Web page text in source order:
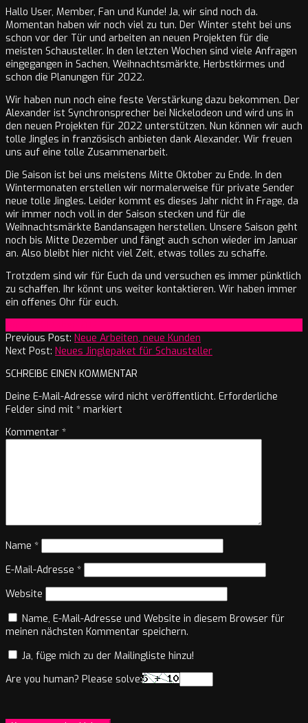
Hallo User, Member, Fan und Kunde! Ja, wir sind noch da.
Momentan haben wir noch viel zu tun. Der Winter steht bei uns
schon vor der Tür und arbeiten an neuen Projekten für die
meisten Schausteller. In den letzten Wochen sind viele Anfragen
eingegangen in Sachen, Weihnachtsmärkte, Herbstkirmes und
schon die Planungen für 2022.
Wir haben nun noch eine feste Verstärkung dazu bekommen. Der
Alexander ist Synchronsprecher bei Nickelodeon und wird uns in
den neuen Projekten für 2022 unterstützen. Nun können wir auch
tolle Jingles in französisch anbieten dank Alexander. Wir freuen
uns auf eine tolle Zusammenarbeit.
Die Saison ist bei uns meistens Mitte Oktober zu Ende. In den
Wintermonaten erstellen wir normalerweise für private Sender
neue tolle Jingles. Leider kommt es dieses Jahr nicht in Frage, da
wir immer noch voll in der Saison stecken und für die
Weihnachtsmärkte Bandansagen herstellen. Unsere Saison geht
noch bis Mitte Dezember und fängt auch schon wieder im Januar
an. Also bleibt hier nicht viel Zeit, etwas tolles zu schaffe.
Trotzdem sind wir für Euch da und versuchen es immer pünktlich
zu schaffen. Ihr könnt uns weiter kontaktieren. Wir haben immer
ein offenes Ohr für euch.
10-
26
Previous Post: Neue Arbeiten, neue Kunden
Next Post: Neues Jinglepaket für Schausteller
SCHREIBE EINEN KOMMENTAR
Deine E-Mail-Adresse wird nicht veröffentlicht. Erforderliche
Felder sind mit * markiert
Kommentar *
Name *
E-Mail-Adresse *
Website
Name, E-Mail-Adresse und Website in diesem Browser für
meinen nächsten Kommentar speichern.
Ja, füge mich zu der Mailingliste hinzu!
Are you human? Please solve: